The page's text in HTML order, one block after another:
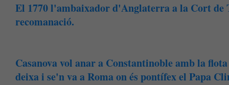
El 1770 l'ambaixador d'Anglaterra a la Cort
recomanació.
Casanova vol anar a Constantinoble amb la
deixa i se'n va a Roma on és pontífex el Papa